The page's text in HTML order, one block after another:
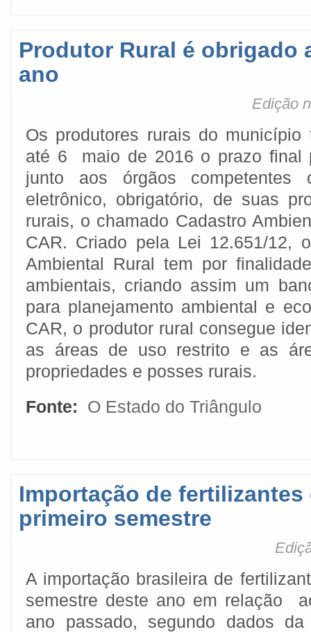
Produtor Rural é obrigado
ano
Edição
Os produtores rurais do município
até 6 maio de 2016 o prazo final
junto aos órgãos competentes
eletrônico, obrigatório, de suas
rurais, o chamado Cadastro
CAR. Criado pela Lei 12.651/12,
Ambiental Rural tem por
ambientais, criando assim um
para planejamento ambiental e
CAR, o produtor rural consegue
as áreas de uso restrito e as
propriedades e posses rurais.
Fonte:
O Estado do Triângulo
Importação de
primeiro semestre
A importação brasileira de
semestre deste ano em relação
ano passado, segundo dados da